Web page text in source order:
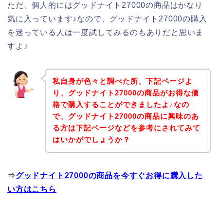
ただ、個人的にはグッドナイト27000の商品はかなり
気に入っています♪なので、グッドナイト27000の購入
を迷っている人は一度試してみるのもありだと思いま
すよ♪
私自身が色々と調べた所、下記ページよ
り、グッドナイト27000の商品がお得な価
格で購入することができましたよ♪なの
で、グッドナイト27000の商品に興味のあ
る方は下記ページなどを参考にされてみて
はいかがでしょうか？
⇒グッドナイト27000の商品を今すぐお得に購入した
い方はこちら